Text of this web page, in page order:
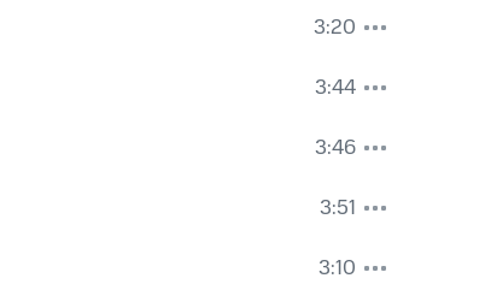
3:20
3:44
3:46
3:51
3:10